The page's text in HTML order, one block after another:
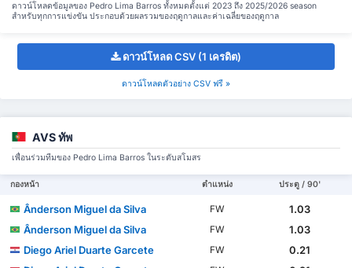
ดาวน์โหลดข้อมูลของ Pedro Lima Barros ทั้งหมดตั้งแต่ 2023 ถึง 2025/2026 season
สำหรับทุกการแข่งขัน ประกอบด้วยผลรวมของฤดูกาลและค่าเฉลี่ยของฤดูกาล
ดาวน์โหลด CSV (1 เครดิต)
ดาวน์โหลดตัวอย่าง CSV ฟรี »
AVS ทัพ
เพื่อนร่วมทีมของ Pedro Lima Barros ในระดับสโมสร
กองหน้า ตำแหน่ง ประตู / 90'
Ânderson Miguel da Silva FW
1.03
Ânderson Miguel da Silva
FW
1.03
Diego Ariel Duarte Garcete
FW
0.21